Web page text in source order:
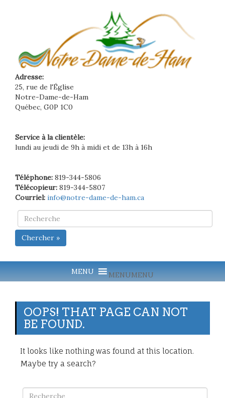
Adresse:
25, rue de l'Église
Notre-Dame-de-Ham
Québec, G0P 1C0
Service à la clientèle:
lundi au jeudi de 9h à midi et de 13h à 16h
Téléphone: 819-344-5806
Télécopieur: 819-344-5807
Courriel: info@notre-dame-de-ham.ca
Chercher »
MENUMENU
OOPS! THAT PAGE CAN NOT
BE FOUND.
It looks like nothing was found at this location.
Maybe try a search?